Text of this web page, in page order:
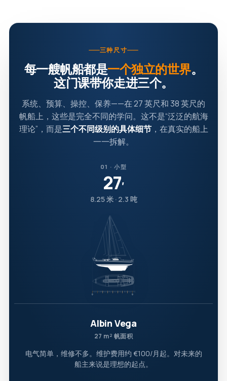
三种尺寸
每一艘帆船都是一个独立的世界。
这门课带你走进三个。
系统、预算、操控、保养——在 27 英尺和 38 英尺的
帆船上，这些是完全不同的学问。这不是“泛泛的航海
理论”，而是三个不同级别的具体细节，在真实的船上
一一拆解。
01 · 小型
27′
8.25 米 · 2.3 吨
Albin Vega
27 m² 帆面积
电气简单，维修不多。维护费用约 €100/月起。对未来的
船主来说是理想的起点。